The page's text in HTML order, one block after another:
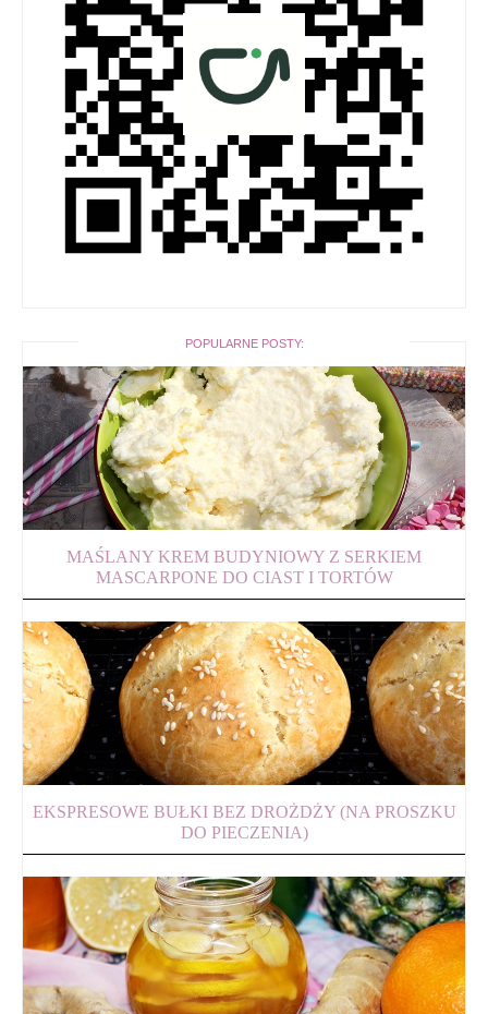
POPULARNE POSTY:
MAŚLANY KREM BUDYNIOWY Z SERKIEM
MASCARPONE DO CIAST I TORTÓW
EKSPRESOWE BUŁKI BEZ DROŻDŻY (NA PROSZKU
DO PIECZENIA)